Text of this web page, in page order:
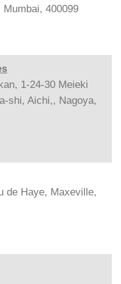
400099
1-24-30 Meieki
shi, Aichi,, Nagoya,
de Haye, Maxeville,